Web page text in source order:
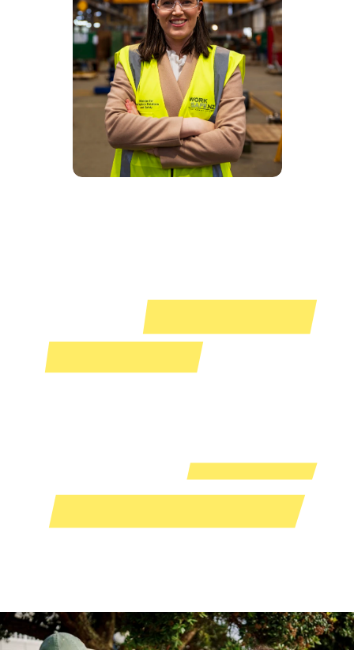
为他人的自由和生命而在战争
中做出牺牲的男女......这也是一
集中的
权力可能威胁我们的自由。”